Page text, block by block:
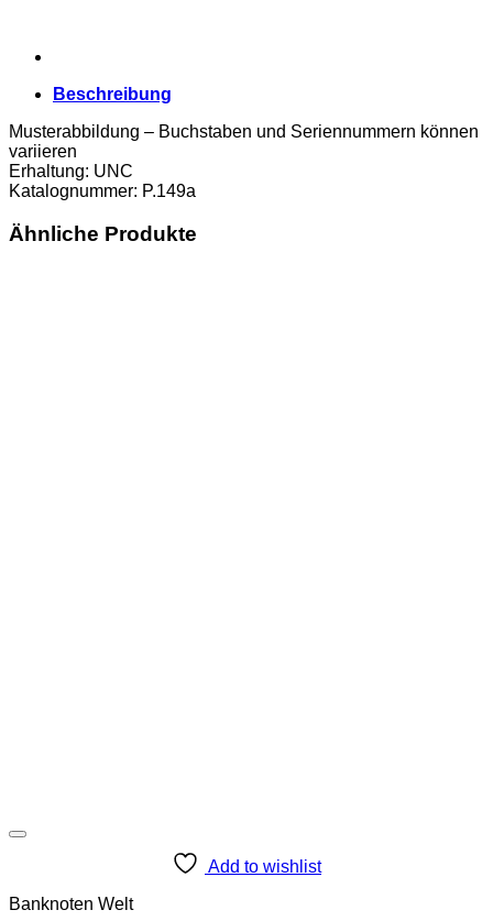
Beschreibung
Musterabbildung – Buchstaben und Seriennummern können
variieren
Erhaltung: UNC
Katalognummer: P.149a
Ähnliche Produkte
Add to wishlist
Banknoten Welt